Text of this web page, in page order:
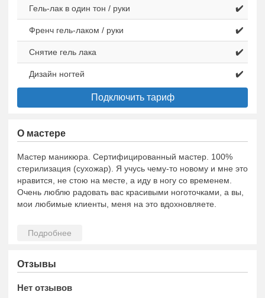
Гель-лак в один тон / руки ✔️
Френч гель-лаком / руки ✔️
Снятие гель лака ✔️
Дизайн ногтей ✔️
Подключить тариф
О мастере
Мастер маникюра. Сертифицированный мастер. 100%
стерилизация (сухожар). Я учусь чему-то новому и мне это
нравится, не стою на месте, а иду в ногу со временем.
Очень люблю радовать вас красивыми ноготочками, а вы,
мои любимые клиенты, меня на это вдохновляете.
Отзывы
Нет отзывов